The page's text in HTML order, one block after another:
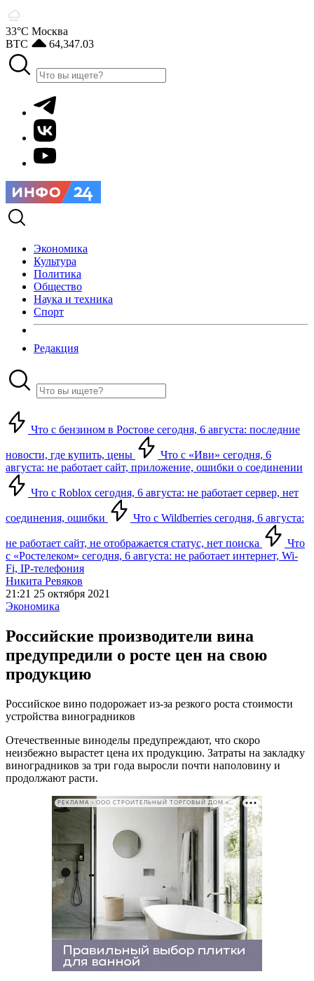
33°С Москва
BTC
64,347.03
Экономика
Культура
Политика
Общество
Наука и техника
Спорт
Редакция
Что с бензином в Ростове сегодня, 6 августа: последние
новости, где купить, цены
Что с «Иви» сегодня, 6
августа: не работает сайт, приложение, ошибки о соединении
Что с Roblox сегодня, 6 августа: не работает сервер, нет
соединения, ошибки Что с Wildberries сегодня, 6 августа:
не работает сайт, не отображается статус, нет поиска
Что
с «Ростелеком» сегодня, 6 августа: не работает интернет, Wi-
Fi, IP-телефония
Никита Ревяков
21:21 25 октября 2021
Экономика
Российские производители вина
предупредили о росте цен на свою
продукцию
Российское вино подорожает из-за резкого роста стоимости
устройства виноградников
Отечественные виноделы предупреждают, что скоро
неизбежно вырастет цена их продукцию. Затраты на закладку
виноградников за три года выросли почти наполовину и
продолжают расти.
РЕКЛАМА • ООО СТРОИТЕЛЬНЫЙ ТОРГОВЫЙ ДОМ «ПЕТРОВИЧ». ИНН: 7802348846